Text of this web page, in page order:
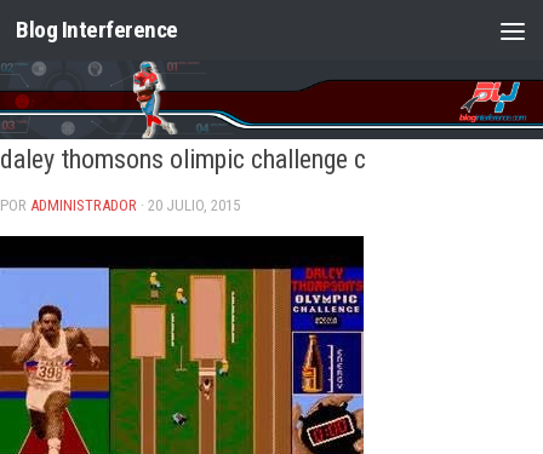
Saltar al contenido
Blog Interference
daley thomsons olimpic challenge c
POR ADMINISTRADOR · 20 JULIO, 2015